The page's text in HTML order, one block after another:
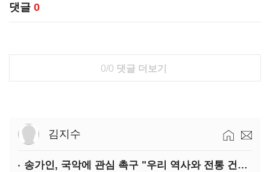
댓글 0
0/0 댓글 더보기
김지수
송가인, 국악에 관심 촉구 "우리 역사와 전통 건드리면 안 돼"